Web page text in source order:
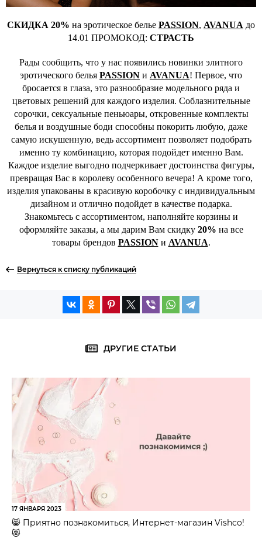
СКИДКА 20% на эротическое белье PASSION, AVANUA до
14.01 ПРОМОКОД: СТРАСТЬ
Рады сообщить, что у нас появились новинки элитного
эротического белья PASSION и AVANUA! Первое, что
бросается в глаза, это разнообразие модельного ряда и
цветовых решений для каждого изделия. Соблазнительные
сорочки, сексуальные пеньюары, откровенные комплекты
белья и воздушные боди способны покорить любую, даже
самую искушенную, ведь ассортимент позволяет подобрать
именно ту комбинацию, которая подойдет именно Вам.
Каждое изделие выгодно подчеркивает достоинства фигуры,
превращая Вас в королеву особенного вечера! А кроме того,
изделия упакованы в красивую коробочку с индивидуальным
дизайном и отлично подойдет в качестве подарка.
Знакомьтесь с ассортиментом, наполняйте корзины и
оформляйте заказы, а мы дарим Вам скидку 20% на все
товары брендов PASSIONи AVANUA.
Вернуться к списку публикаций
ДРУГИЕ СТАТЬИ
17 ЯНВАРЯ 2023
😸 Приятно познакомиться, Интернет-магазин Vishco!
😻